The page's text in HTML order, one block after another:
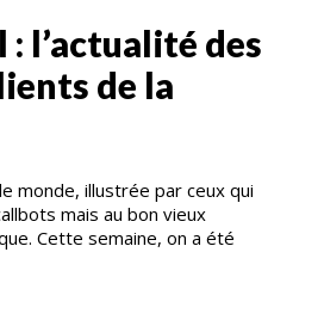
l’actualité des
de la
monde, illustrée par ceux qui
mais au bon vieux
Cette semaine, on a été